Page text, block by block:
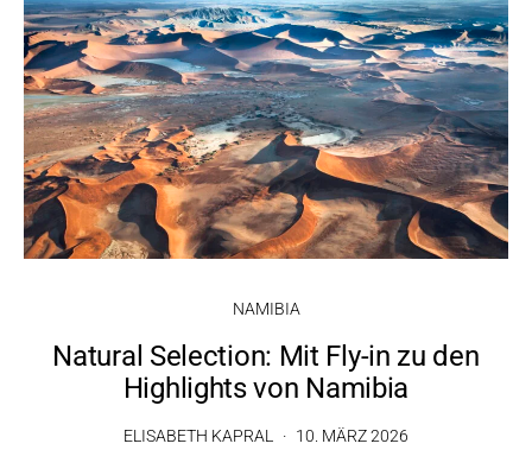
NAMIBIA
Natural Selection: Mit Fly-in zu den
Highlights von Namibia
ELISABETH KAPRAL 10. MÄRZ 2026